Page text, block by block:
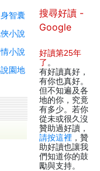
智囊
小說
小說
園地
搜尋好讀 -
Google
好讀第25年
了 。
有好讀真好，
有你也真好。
但不知遍及各
地的你，究竟
有多少。若你
從未或很久沒
贊助過好讀，
請按這裡 ，贊
助好讀也讓我
們知道你的鼓
勵與支持。